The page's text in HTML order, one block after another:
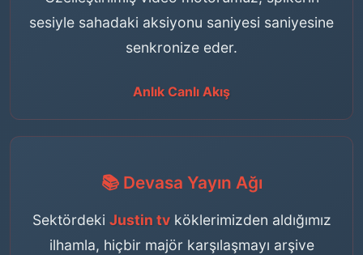
sesiyle sahadaki aksiyonu saniyesi saniyesine
senkronize eder.
Anlık Canlı Akış
📚 Devasa Yayın Ağı
Sektördeki Justin tvköklerimizden aldığımız
ilhamla, hiçbir majör karşılaşmayı arşive